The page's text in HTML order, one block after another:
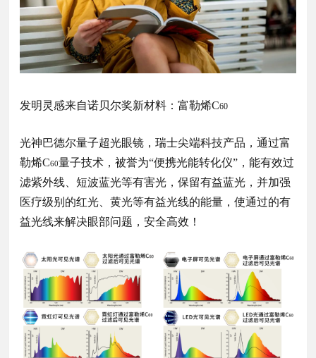
发明灵感来自诺贝尔奖新材料：富勒烯C60
光神巴德尔量子超光眼镜，瑞士尖端科技产品，通过富
勒烯C60量子技术 ，被誉为“便携光能转化仪”，能有效过
滤紫外线、短波蓝光等有害光，保留有益蓝光，并加强
医疗级别的红光、黄光等有益光线的能量，使通过的有
益光线来解决眼部问题，安全高效！